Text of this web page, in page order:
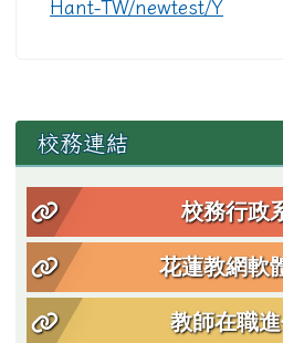
Hant-TW/newtest/Y
左邊區域內容
校務連結
校務行政
花蓮教網軟
教師在職